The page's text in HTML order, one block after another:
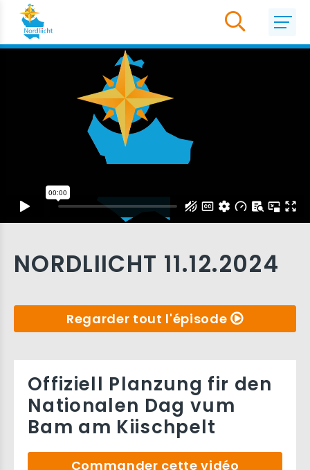
NORDLIICHT 11.12.2024
Regarder tout l'épisode
Offiziell Planzung fir den
Nationalen Dag vum
Bam am Kiischpelt
Commander cette vidéo